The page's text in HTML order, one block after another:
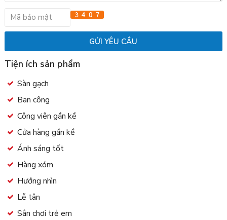
Tiện ích sản phẩm
Sàn gạch
Ban công
Công viên gần kề
Cửa hàng gần kề
Ánh sáng tốt
Hàng xóm
Hướng nhìn
Lễ tân
Sân chơi trẻ em